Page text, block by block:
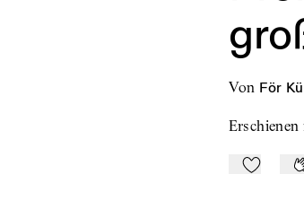
von För
Erschienen
Zu Mein-